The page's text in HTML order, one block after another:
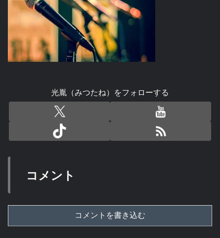
光胤（みつたね）をフォローする
コメント
コメントを書き込む